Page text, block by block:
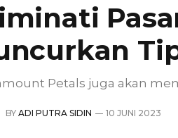
Petals juga akan
BY ADI PUTRA SIDIN 10 JUNI 2023